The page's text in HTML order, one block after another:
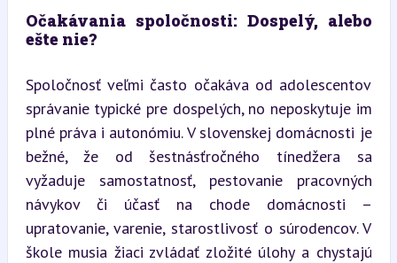
Očakávania spoločnosti: Dospelý, alebo
ešte nie?
Spoločnosť veľmi často očakáva od adolescentov
správanie typické pre dospelých, no neposkytuje im
plné práva i autonómiu. V slovenskej domácnosti je
bežné, že od šestnásťročného tínedžera sa
vyžaduje samostatnosť, pestovanie pracovných
návykov či účasť na chode domácnosti –
upratovanie, varenie, starostlivosť o súrodencov. V
škole musia žiaci zvládať zložité úlohy a chystajú